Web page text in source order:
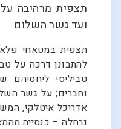
תצפית מרהיבה
ועד גשר השלום
תצפית במטאחי
להתבונן דרכה על
טביליסי ליחסיהם
וחברים; על גשר
אדריכל איטלקי,
נרחלה – כנסייה